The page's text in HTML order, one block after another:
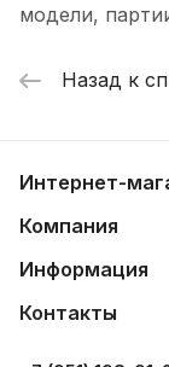
модели,
Назад к
Интернет-
Компания
Информация
Контакты